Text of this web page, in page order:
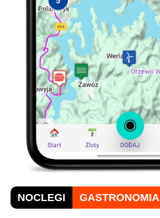
NOCLEGI GASTRONOMIA